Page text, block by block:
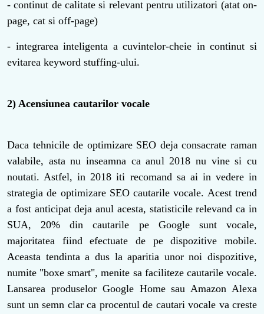
- continut de calitate si relevant pentru utilizatori (atat on-
page, cat si off-page)
- integrarea inteligenta a cuvintelor-cheie in continut si
evitarea keyword stuffing-ului.
2) Acensiunea cautarilor vocale
Daca tehnicile de optimizare SEO deja consacrate raman
valabile, asta nu inseamna ca anul 2018 nu vine si cu
noutati. Astfel, in 2018 iti recomand sa ai in vedere in
strategia de optimizare SEO cautarile vocale. Acest trend
a fost anticipat deja anul acesta, statisticile relevand ca in
SUA, 20% din cautarile pe Google sunt vocale,
majoritatea fiind efectuate de pe dispozitive mobile.
Aceasta tendinta a dus la aparitia unor noi dispozitive,
numite "boxe smart", menite sa faciliteze cautarile vocale.
Lansarea produselor Google Home sau Amazon Alexa
sunt un semn clar ca procentul de cautari vocale va creste